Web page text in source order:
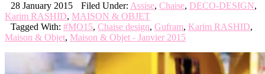
28 January 2015 Filed Under: Assise, Chaise, DECO-DESIGN,
Karim RASHID, MAISON & OBJET
Tagged With: #MO15, Chaise design, Gufram, Karim RASHID,
Maison & Objet, Maison & Objet - Janvier 2015